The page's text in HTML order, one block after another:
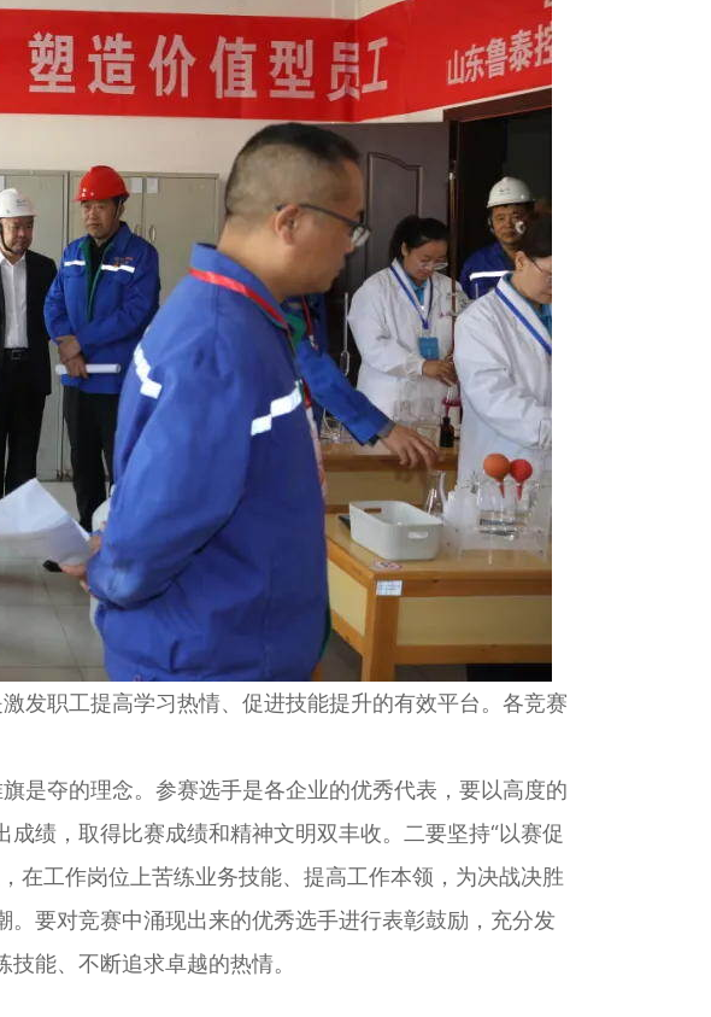
发职工提高学习热情、促进技能提升的有效平台。各竞赛
是夺的理念。参赛选手是各企业的优秀代表，要以高度的
绩，取得比赛成绩和精神文明双丰收。二要坚持“以赛促
在工作岗位上苦练业务技能、提高工作本领，为决战决胜
要对竞赛中涌现出来的优秀选手进行表彰鼓励，充分发
能、不断追求卓越的热情。